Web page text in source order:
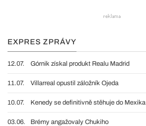
EXPRES ZPRÁVY
12.07. Górnik získal produkt Realu Madrid
11.07. Villarreal opustil záložník Ojeda
10.07. Kenedy se definitivně stěhuje do Mexika
03.06. Brémy angažovaly Chukiho